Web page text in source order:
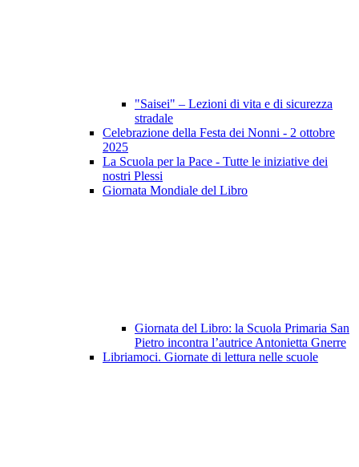
"Saisei" – Lezioni di vita e di sicurezza
stradale
Celebrazione della Festa dei Nonni - 2 ottobre
2025
La Scuola per la Pace - Tutte le iniziative dei
nostri Plessi
Giornata Mondiale del Libro
Giornata del Libro: la Scuola Primaria San
Pietro incontra l’autrice Antonietta Gnerre
Libriamoci. Giornate di lettura nelle scuole